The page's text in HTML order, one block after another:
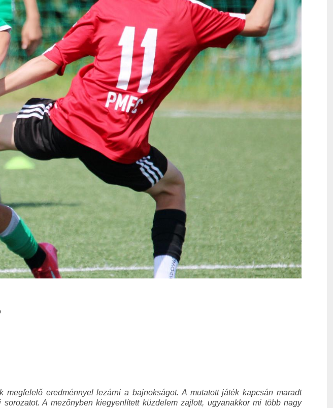
eredménnyel lezárni a bajnokságot. A mutatott játék kapcsán maradt
A mezőnyben kiegyenlített küzdelem zajlott, ugyanakkor mi több nagy